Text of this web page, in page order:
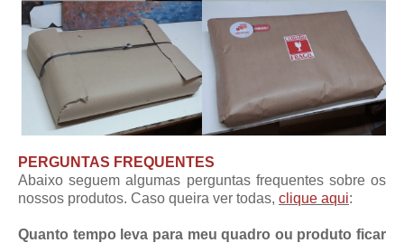
PERGUNTAS FREQUENTES
Abaixo seguem algumas perguntas frequentes sobre os
nossos produtos. Caso queira ver todas, clique aqui:
Quanto tempo leva para meu quadro ou produto ficar